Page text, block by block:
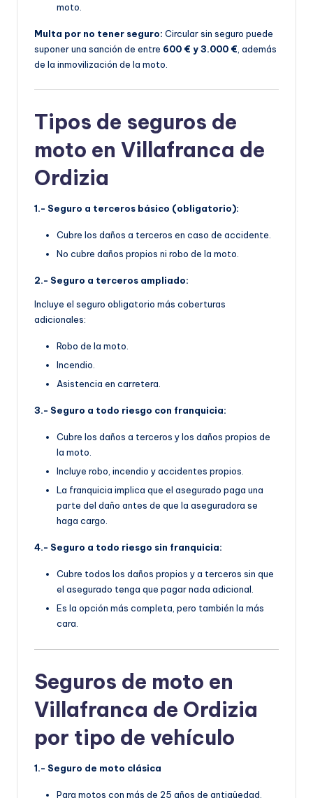
moto.
Multa por no tener seguro: Circular sin seguro puede
suponer una sanción de entre 600 € y 3.000 € , además
de la inmovilización de la moto.
Tipos de seguros de
moto en Villafranca de
Ordizia
1.- Seguro a terceros básico (obligatorio):
Cubre los daños a terceros en caso de accidente.
No cubre daños propios ni robo de la moto.
2.- Seguro a terceros ampliado:
Incluye el seguro obligatorio más coberturas
adicionales:
Robo de la moto.
Incendio.
Asistencia en carretera.
3.- Seguro a todo riesgo con franquicia:
Cubre los daños a terceros y los daños propios de
la moto.
Incluye robo, incendio y accidentes propios.
La franquicia implica que el asegurado paga una
parte del daño antes de que la aseguradora se
haga cargo.
4.- Seguro a todo riesgo sin franquicia:
Cubre todos los daños propios y a terceros sin que
el asegurado tenga que pagar nada adicional.
Es la opción más completa, pero también la más
cara.
Seguros de moto en
Villafranca de Ordizia
por tipo de vehículo
1.- Seguro de moto clásica
Para motos con más de 25 años de antigüedad.